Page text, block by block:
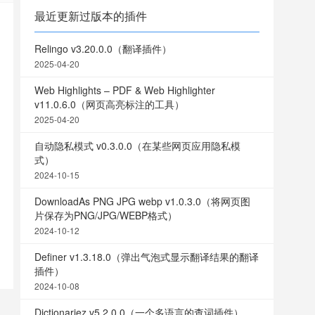
最近更新过版本的插件
Relingo v3.20.0.0（翻译插件）
2025-04-20
Web Highlights – PDF & Web Highlighter
v11.0.6.0（网页高亮标注的工具）
2025-04-20
自动隐私模式 v0.3.0.0（在某些网页应用隐私模
式）
2024-10-15
DownloadAs PNG JPG webp v1.0.3.0（将网页图
片保存为PNG/JPG/WEBP格式）
2024-10-12
Definer v1.3.18.0（弹出气泡式显示翻译结果的翻译
插件）
2024-10-08
Dictionariez v5.2.0.0（一个多语言的查词插件）